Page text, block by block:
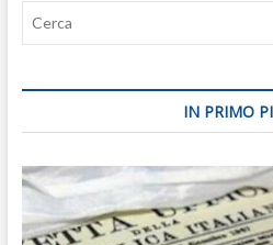
IN PRIMO